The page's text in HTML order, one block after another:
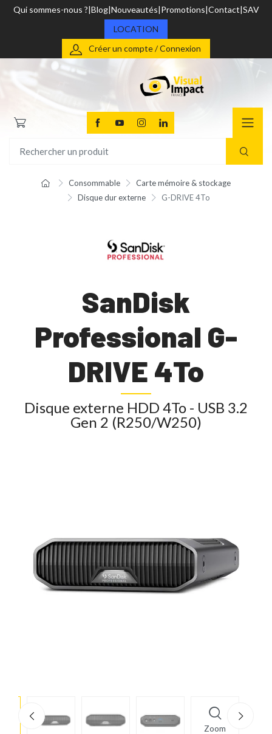
Qui sommes-nous ? Blog Nouveautés Promotions Contact SAV
LOCATION
Créer un compte / Connexion
Consommable
Carte mémoire & stockage
Disque dur externe
G-DRIVE 4To
SanDisk
Professional G-
DRIVE 4To
Disque externe HDD 4To - USB 3.2
Gen 2 (R250/W250)
Zoom